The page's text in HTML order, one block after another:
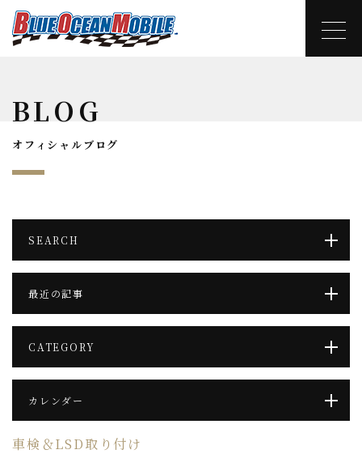
BLOG
オフィシャルブログ
SEARCH
最近の記事
CATEGORY
カレンダー
車検＆LSD取り付け